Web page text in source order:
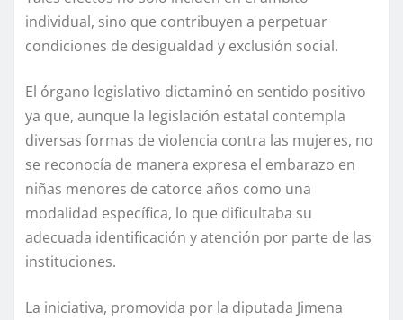
individual, sino que contribuyen a perpetuar
condiciones de desigualdad y exclusión social.
El órgano legislativo dictaminó en sentido positivo
ya que, aunque la legislación estatal contempla
diversas formas de violencia contra las mujeres, no
se reconocía de manera expresa el embarazo en
niñas menores de catorce años como una
modalidad específica, lo que dificultaba su
adecuada identificación y atención por parte de las
instituciones.
La iniciativa, promovida por la diputada Jimena